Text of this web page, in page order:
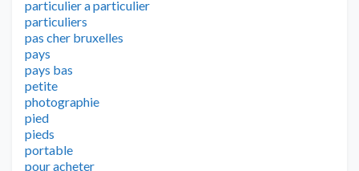
particulier a particulier
particuliers
pas cher bruxelles
pays
pays bas
petite
photographie
pied
pieds
portable
pour acheter